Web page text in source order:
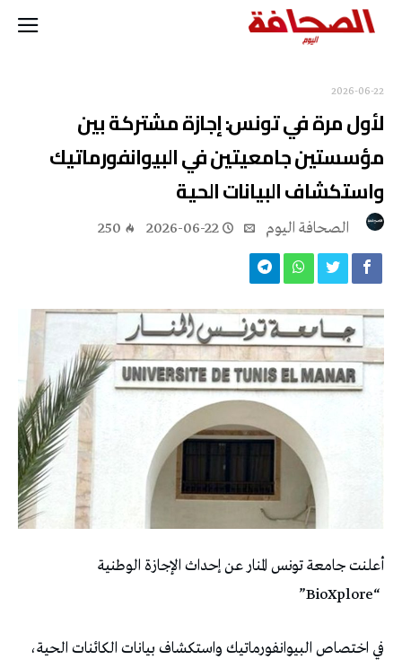
2026-06-22
لأول مرة في تونس: إجازة مشتركة بين
مؤسستين جامعيتين في البيوانفورماتيك
واستكشاف البيانات الحية
2026-06-22
250
أعلنت جامعة تونس المنار عن إحداث الإجازة الوطنية
“BioXplore”
في اختصاص البيوانفورماتيك واستكشاف بيانات الكائنات الحية،